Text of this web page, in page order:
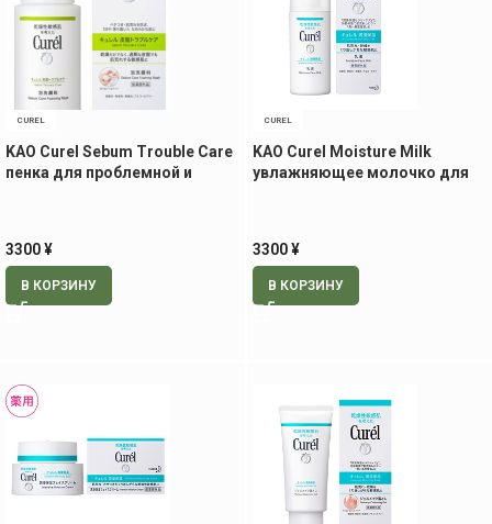
CUREL
KAO Curel Sebum Trouble Care
пенка для проблемной и
3300¥
В КОРЗИНУ
CUREL
KAO Curel Moisture Milk
увлажняющее молочко для
3300¥
В КОРЗИНУ